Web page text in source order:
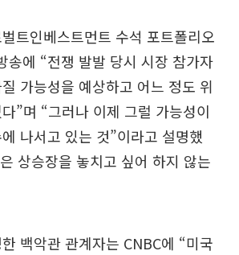
트인베스트먼트 수석 포트폴리오
송에 “전쟁 발발 당시 시장 참가자
가능성을 예상하고 어느 정도 위
”며 “그러나 이제 그럴 가능성이
나서고 있는 것”이라고 설명했
상승장을 놓치고 싶어 하지 않는
백악관 관계자는 CNBC에 “미국